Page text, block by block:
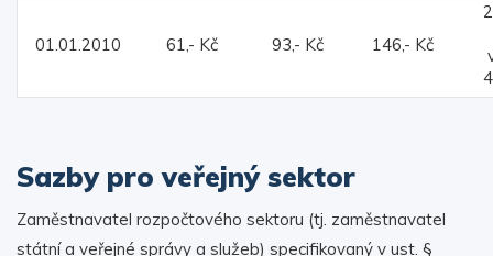
01.01.2010 61,- Kč 93,- Kč 146,- Kč
Sazby pro veřejný sektor
Zaměstnavatel rozpočtového sektoru (tj. zaměstnavatel
státní a veřejné správy a služeb) specifikovaný v ust. §